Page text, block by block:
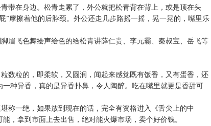
带在身边。松青走累了，外公就把松青背在背上，或是顶在头
”摩擦着他的后脖颈。外公还走几步路摇一摇，晃一晃的，嘴里乐
眉飞色舞绘声绘色的给松青讲薛仁贵、李元霸、秦叔宝、岳飞等
数粒的，即柔软，又圆润，闻起来感觉既有饭香，又有蛋香，还
种异香，真的是异香扑鼻，令人陶醉。吃在嘴里就更是香甜可
称一绝，如果放到现在的话，完全有资格进入《舌尖上的中
，拿到市面上去出售，绝对能火爆市场，卖个好价钱。